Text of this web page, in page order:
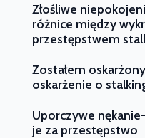
Złośliwe
różnice między
przestępstwem
Zostałem
oskarżenie o
Uporczywe
je za przestępstwo